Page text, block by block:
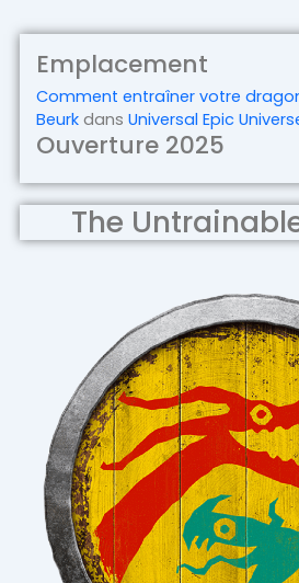
Emplacement
Comment entraîner votre
Beurkdans Universal Epic
Ouverture 2025
The